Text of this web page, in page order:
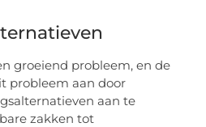
groeiend probleem, en de
probleem aan door
aan te
zakken tot